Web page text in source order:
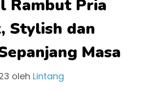
Rambut Pria
Stylish dan
Masa
oleh Lintang